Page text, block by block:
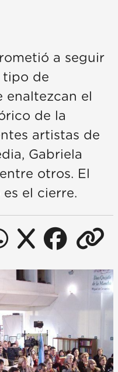
a seguir
tipo de
el
de la
artistas de
Gabriela
otros. El
el cierre.